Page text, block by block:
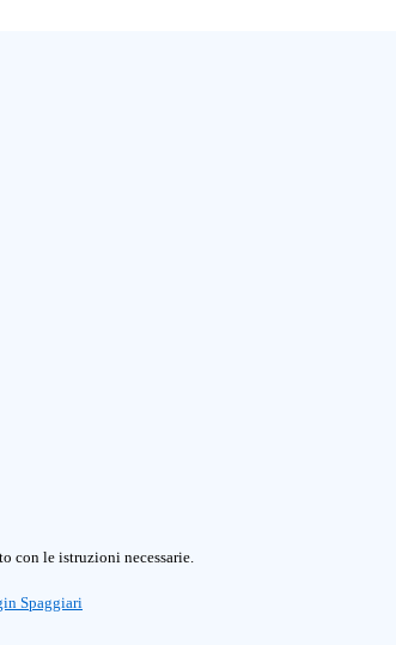
con le istruzioni necessarie.
Spaggiari